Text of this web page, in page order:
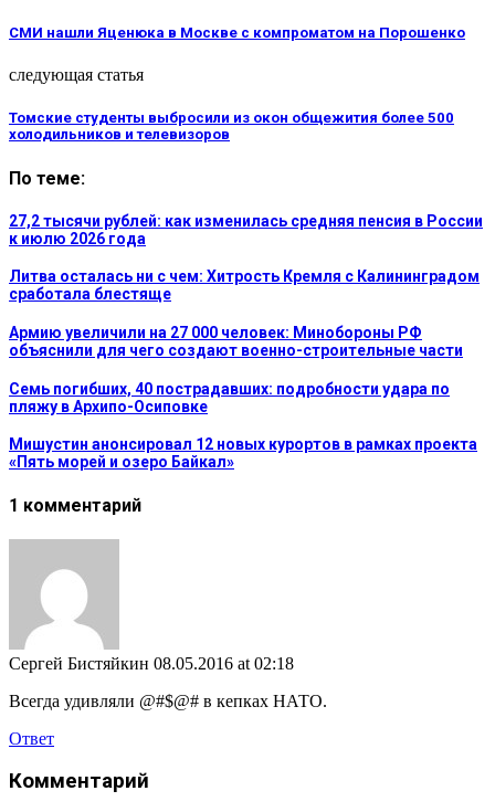
СМИ нашли Яценюка в Москве с компроматом на Порошенко
следующая статья
Томские студенты выбросили из окон общежития более 500
холодильников и телевизоров
По теме:
27,2 тысячи рублей: как изменилась средняя пенсия в России
к июлю 2026 года
Литва осталась ни с чем: Хитрость Кремля с Калининградом
сработала блестяще
Армию увеличили на 27 000 человек: Минобороны РФ
объяснили для чего создают военно-строительные части
Семь погибших, 40 пострадавших: подробности удара по
пляжу в Архипо-Осиповке
Мишустин анонсировал 12 новых курортов в рамках проекта
«Пять морей и озеро Байкал»
1 комментарий
Сергей Бистяйкин 08.05.2016 at 02:18
Всегда удивляли @#$@# в кепках НАТО.
Ответ
Комментарий